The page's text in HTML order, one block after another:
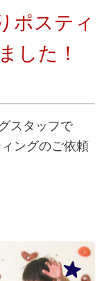
ポスティ
した！
スタッフで
ングのご依頼